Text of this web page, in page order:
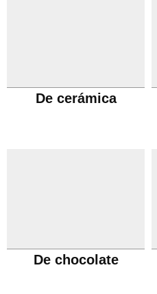
De cerámica
De chocolate